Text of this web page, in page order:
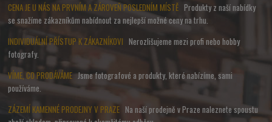
CENA JE U NÁS NA PRVNÍM A ZÁROVEŇ POSLEDNÍM MÍSTĚ Produkty z naší nabídky
se snažíme zákazníkům nabídnout za nejlepší možné ceny na trhu.
INDIVIDUÁLNÍ PŘÍSTUP K ZÁKAZNÍKOVINerozlišujeme mezi profi nebo hobby
fotografy.
VÍME, CO PRODÁVÁMEJsme fotografové a produkty, které nabízíme, sami
používáme.
ZÁZEMÍ KAMENNÉ PRODEJNY V PRAZENa naší prodejně v Praze naleznete spoustu